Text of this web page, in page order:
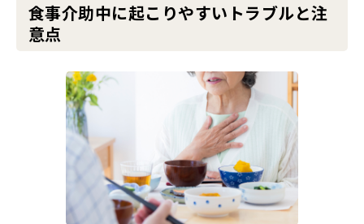
食事介助中に起こりやすいトラブルと注
意点